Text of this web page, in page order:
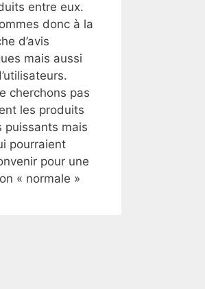
entre eux.
donc à la
d’avis
mais aussi
cherchons pas
les produits
puissants mais
pourraient
pour une
« normale »